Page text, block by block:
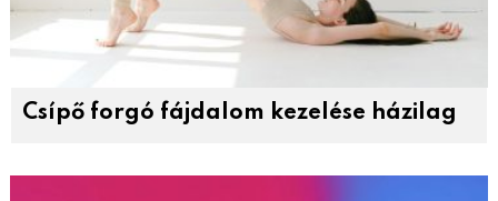
Csípő forgó fájdalom kezelése házilag